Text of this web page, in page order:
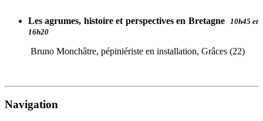
Les agrumes, histoire et perspectives en Bretagne 10h45 et
16h20
Bruno Monchâtre, pépiniériste en installation, Grâces (22)
Navigation